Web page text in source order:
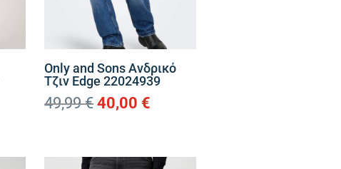
Only and Sons Ανδρικό
Τζιν Edge 22024939
49,99€Original
49,99 €.
40,00 €
είναι: